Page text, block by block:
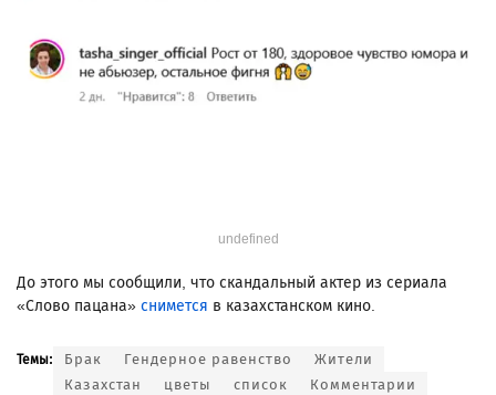
undefined
До этого мы сообщили, что скандальный актер из сериала
«Слово пацана» снимется в казахстанском кино.
Темы: Брак Гендерное равенство
Жители
Казахстан
цветы список
Комментарии